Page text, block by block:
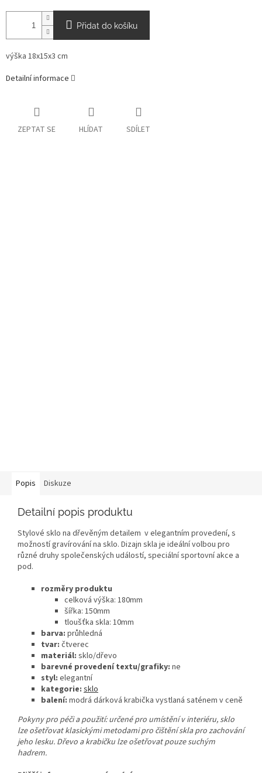
Přidat do košíku
výška 18x15x3 cm
Detailní informace
ZEPTAT SE HLÍDAT SDÍLET
Popis Diskuze
Detailní popis produktu
Stylové sklo na dřevěným detailem v elegantním provedení, s
možností gravírování na sklo. Dizajn skla je ideální volbou pro
různé druhy společenských událostí, speciální sportovní akce a
pod.
rozměry produktu
celková výška: 180mm
šířka: 150mm
tloušťka skla: 10mm
barva: průhledná
tvar: čtverec
materiál: sklo/dřevo
barevné provedení textu/grafiky: ne
styl: elegantní
kategorie: sklo
balení: modrá dárková krabička vystlaná saténem v ceně
Pokyny pro péči a použití: určené pro umístění v interiéru, sklo
lze ošetřovat klasickými metodami pro čištění skla pro zachování
jeho lesku. Dřevo a krabičku lze ošetřovat pouze suchým
hadrem.